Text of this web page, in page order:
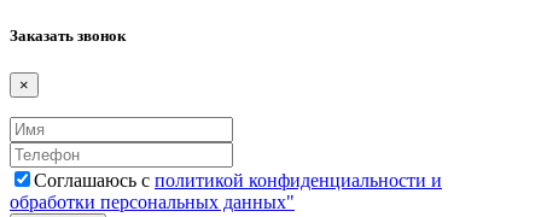
Заказать звонок
×
Соглашаюсь с политикой конфиденциальности и
обработки персональных данных"